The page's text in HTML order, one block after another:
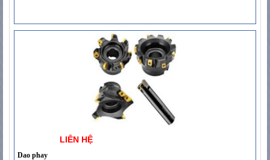
LIÊN HỆ
Dao phay